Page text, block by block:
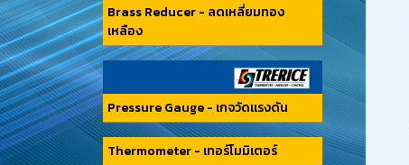
Brass Reducer - ลดเหลี่ยมทอง
เหลือง
Pressure Gauge - เกจวัดแรงดัน
Thermometer - เทอร์โมมิเตอร์